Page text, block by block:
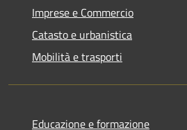
Imprese e Commercio
Catasto e urbanistica
Mobilità e trasporti
Educazione e formazione